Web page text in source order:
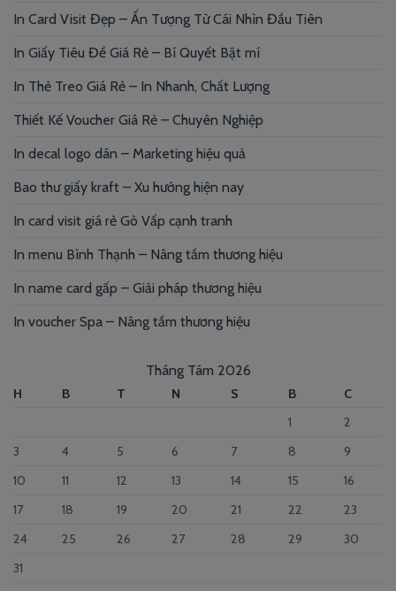
In Card Visit Đẹp – Ấn Tượng Từ Cái Nhìn Đầu Tiên
In Giấy Tiêu Đề Giá Rẻ – Bí Quyết Bật mí
In Thẻ Treo Giá Rẻ – In Nhanh, Chất Lượng
Thiết Kế Voucher Giá Rẻ – Chuyên Nghiệp
In decal logo dán – Marketing hiệu quả
Bao thư giấy kraft – Xu hướng hiện nay
In card visit giá rẻ Gò Vấp cạnh tranh
In menu Bình Thạnh – Nâng tầm thương hiệu
In name card gấp – Giải pháp thương hiệu
In voucher Spa – Nâng tầm thương hiệu
Tháng Tám 2026
H B T N S B
C
1
2
3
4 5 6 7 8
9
10
11 12 13 14 15
16
17
18 19 20 21 22
23
24
25 26 27 28 29
30
31